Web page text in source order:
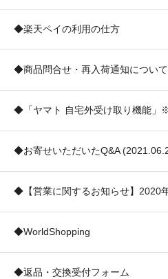
◆楽天ペイの利用の仕方
◆商品問合せ・再入荷通知につい
◆「ヤマト 自宅外受け取り機能」
◆お寄せいただいたQ&A
◆【営業に関するお知らせ】2020
◆WorldShopping
◆返品・交換受付フォーム